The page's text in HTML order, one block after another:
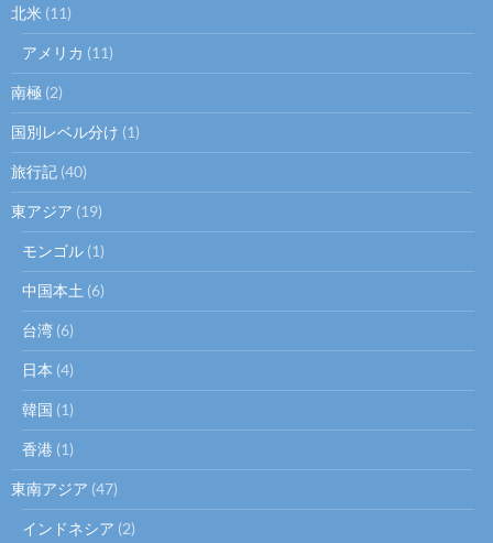
北米 (11)
アメリカ (11)
南極 (2)
国別レベル分け (1)
旅行記 (40)
東アジア (19)
モンゴル (1)
中国本土 (6)
台湾 (6)
日本 (4)
韓国 (1)
香港 (1)
東南アジア (47)
インドネシア (2)